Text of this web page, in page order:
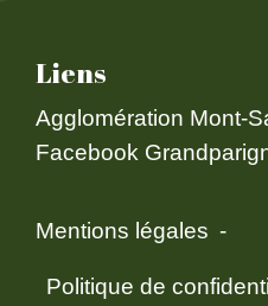
Liens
Agglomération Mont-
Facebook
Mentions légales -
Politique de